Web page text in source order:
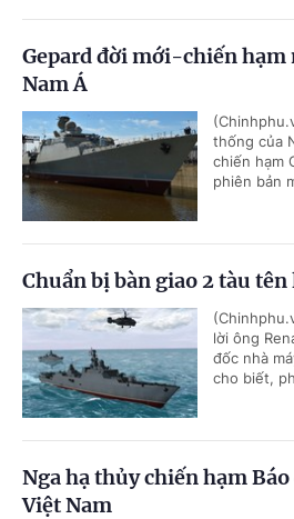
Gepard đời mới-chiến
Nam Á
thống của
chiến hạm
phiên bản
Chuẩn bị bàn giao 2 tàu
lời ông
đốc nhà
cho biết,
Nga hạ thủy chiến hạm
Việt Nam